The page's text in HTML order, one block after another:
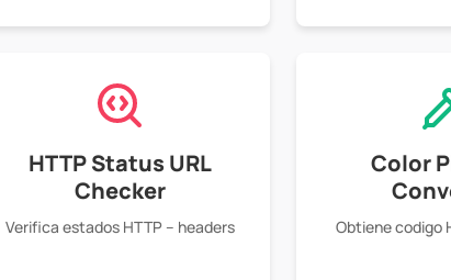
HTTP Status URL
Checker
Verifica estados HTTP – headers
Color
Obtiene codigo